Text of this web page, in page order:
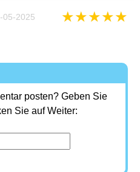
2025 ★★★★★
posten? Geben Sie
Sie auf Weiter: